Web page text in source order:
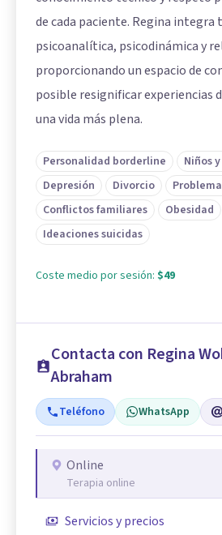
de cada paciente. Regina integra
psicoanalítica, psicodinámica y
proporcionando un espacio de
posible resignificar experiencias
una vida más plena.
Personalidad borderline
Niños
Depresión
Divorcio
Conflictos familiares
Obesidad
Ideaciones suicidas
Coste medio por sesión: $49
Contacta con Regina
Abraham
Teléfono WhatsApp
Online
Terapia online
Servicios y precios